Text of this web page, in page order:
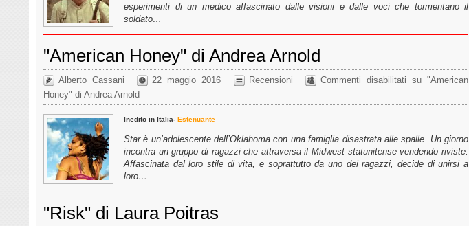
esperimenti di un medico affascinato dalle visioni e dalle voci che tormentano il
soldato…
"American Honey" di Andrea Arnold
Alberto Cassani 22 maggio 2016 Recensioni Commenti disabilitati su "American
Honey" di Andrea Arnold
Inedito in Italia- Estenuante
Star è un’adolescente dell’Oklahoma con una famiglia disastrata alle spalle. Un giorno
incontra un gruppo di ragazzi che attraversa il Midwest statunitense vendendo riviste.
Affascinata dal loro stile di vita, e soprattutto da uno dei ragazzi, decide di unirsi a
loro…
"Risk" di Laura Poitras